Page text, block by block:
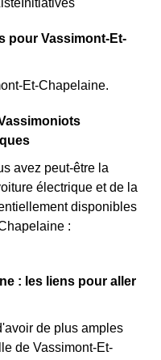
pour Vassimont-Et-
Et-Chapelaine.
avez peut-être la
électrique et de la
disponibles
:
: les liens pour aller
de plus amples
de Vassimont-Et-